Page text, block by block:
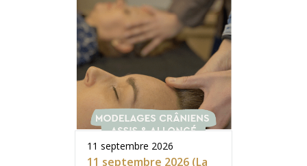
11 septembre 2026
11 septembre 2026 (La